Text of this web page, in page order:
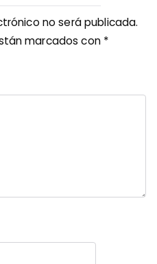
no será publicada.
marcados con *